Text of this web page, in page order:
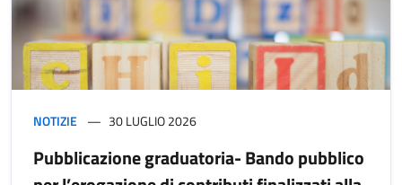
NOTIZIE 30 LUGLIO 2026
Pubblicazione graduatoria- Bando pubblico